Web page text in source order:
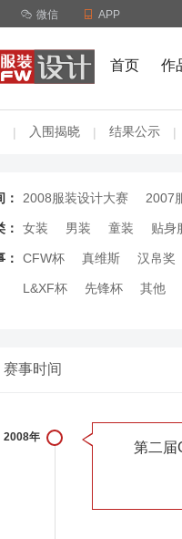
 微信  APP
首页 作
| 入围揭晓 | 结果公示 |
2008服装设计大赛 2007
女装 男装 童装 贴身
CFW杯 真维斯 汉帛奖
L&XF杯 先锋杯 其他
赛事时间
2008年
第二届